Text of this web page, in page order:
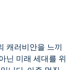
캐러비안을 느끼
닌 미래 세대를 위